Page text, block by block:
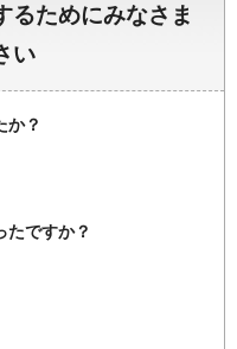
るためにみなさま
い
か？
たですか？